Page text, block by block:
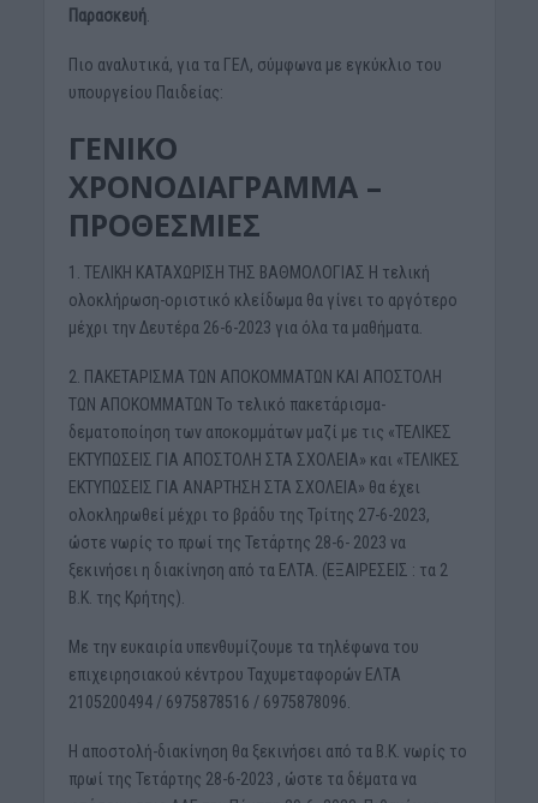
Παρασκευή.
Πιο αναλυτικά, για τα ΓΕΛ, σύμφωνα με εγκύκλιο του
υπουργείου Παιδείας:
ΓΕΝΙΚΟ
ΧΡΟΝΟΔΙΑΓΡΑΜΜΑ –
ΠΡΟΘΕΣΜΙΕΣ
1. ΤΕΛΙΚΗ ΚΑΤΑΧΩΡΙΣΗ ΤΗΣ ΒΑΘΜΟΛΟΓΙΑΣ Η τελική
ολοκλήρωση-οριστικό κλείδωμα θα γίνει το αργότερο
μέχρι την Δευτέρα 26-6-2023 για όλα τα μαθήματα.
2. ΠΑΚΕΤΑΡΙΣΜΑ ΤΩΝ ΑΠΟΚΟΜΜΑΤΩΝ ΚΑΙ ΑΠΟΣΤΟΛΗ
ΤΩΝ ΑΠΟΚΟΜΜΑΤΩΝ Το τελικό πακετάρισμα-
δεματοποίηση των αποκομμάτων μαζί με τις «ΤΕΛΙΚΕΣ
ΕΚΤΥΠΩΣΕΙΣ ΓΙΑ ΑΠΟΣΤΟΛΗ ΣΤΑ ΣΧΟΛΕΙΑ» και «ΤΕΛΙΚΕΣ
ΕΚΤΥΠΩΣΕΙΣ ΓΙΑ ΑΝΑΡΤΗΣΗ ΣΤΑ ΣΧΟΛΕΙΑ» θα έχει
ολοκληρωθεί μέχρι το βράδυ της Τρίτης 27-6-2023,
ώστε νωρίς το πρωί της Τετάρτης 28-6- 2023 να
ξεκινήσει η διακίνηση από τα ΕΛΤΑ. (ΕΞΑΙΡΕΣΕΙΣ : τα 2
Β.Κ. της Κρήτης).
Με την ευκαιρία υπενθυμίζουμε τα τηλέφωνα του
επιχειρησιακού κέντρου Ταχυμεταφορών ΕΛΤΑ
2105200494 / 6975878516 / 6975878096.
Η αποστολή-διακίνηση θα ξεκινήσει από τα Β.Κ. νωρίς το
πρωί της Τετάρτης 28-6-2023 , ώστε τα δέματα να